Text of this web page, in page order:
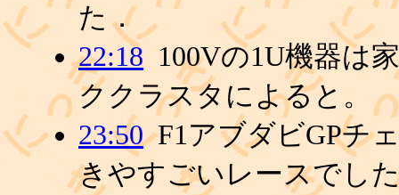
た．
22:18 100Vの1U機器は
ククラスタによると。
23:50 F1アブダビGPチ
きやすごいレースでし